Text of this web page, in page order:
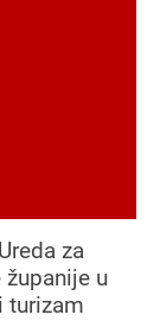
za
u
turizam